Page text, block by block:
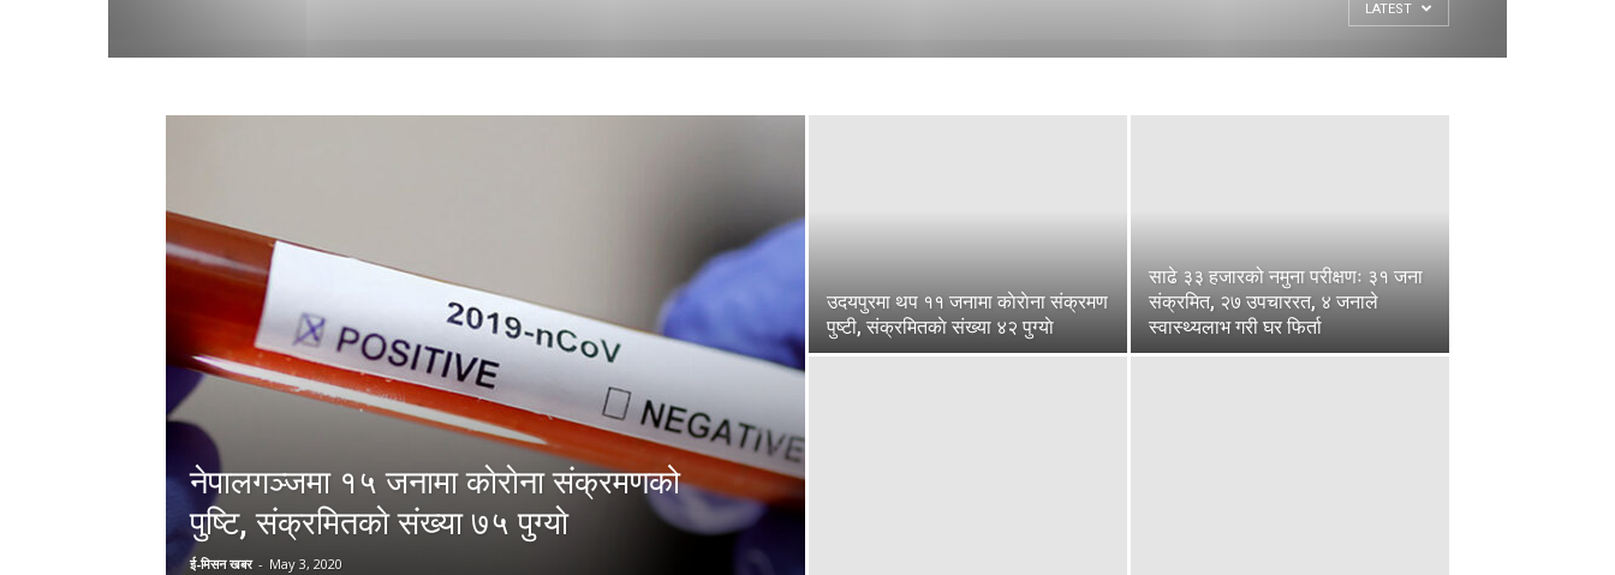
LATEST
नेपालगञ्जमा १५ जनामा काेराेना संक्रमणको
पुष्टि, संक्रमितकाे संख्या ७५ पुग्याे
ई-मिसन खबर - May 3, 2020
उदयपुरमा थप ११ जनामा काेराेना संक्रमण
पुष्टी, संक्रमितकाे संख्या ४२ पुग्याे
साढे ३३ हजारको नमुना परीक्षणः ३१ जना
संक्रमित, २७ उपचाररत, ४ जनाले
स्वास्थ्यलाभ गरी घर फिर्ता